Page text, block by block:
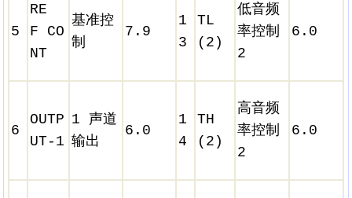
5
RE
F CO
NT
基准控
制
7.9
1
3
TL
(2)
低音频
率控制
2
6.0
6
OUTP
UT-1
1 声道
输出
6.0
1
4
TH
(2)
高音频
率控制
2
6.0